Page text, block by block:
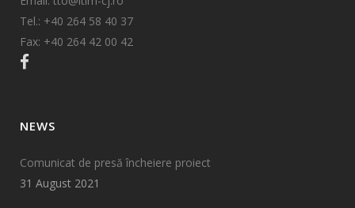
Tel.: +40 264 58 40 37
Fax: +40 264 42 00 42
NEWS
Comunicat de presă încheiere proiect
31 August 2021